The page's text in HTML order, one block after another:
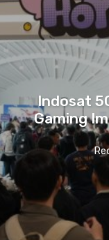
Indosat
Gaming